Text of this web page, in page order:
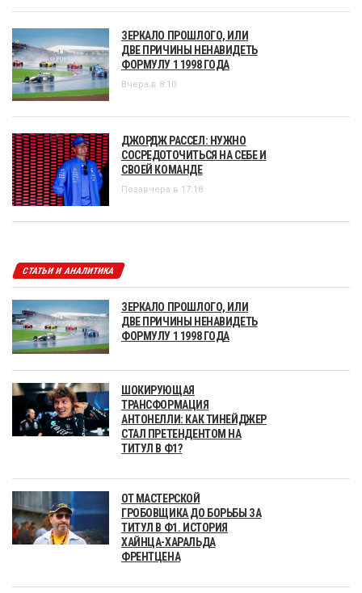
ЗЕРКАЛО ПРОШЛОГО, ИЛИ
ДВЕ ПРИЧИНЫ НЕНАВИДЕТЬ
ФОРМУЛУ 1 1998 ГОДА
Вчера в 8:10
ДЖОРДЖ РАССЕЛ: НУЖНО
СОСРЕДОТОЧИТЬСЯ НА СЕБЕ И
СВОЕЙ КОМАНДЕ
Позавчера в 17:18
СТАТЬИ И АНАЛИТИКА
ЗЕРКАЛО ПРОШЛОГО, ИЛИ
ДВЕ ПРИЧИНЫ НЕНАВИДЕТЬ
ФОРМУЛУ 1 1998 ГОДА
ШОКИРУЮЩАЯ
ТРАНСФОРМАЦИЯ
АНТОНЕЛЛИ: КАК ТИНЕЙДЖЕР
СТАЛ ПРЕТЕНДЕНТОМ НА
ТИТУЛ В Ф1?
ОТ МАСТЕРСКОЙ
ГРОБОВЩИКА ДО БОРЬБЫ ЗА
ТИТУЛ В Ф1. ИСТОРИЯ
ХАЙНЦА-ХАРАЛЬДА
ФРЕНТЦЕНА